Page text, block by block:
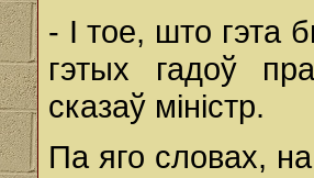
- І тое, што гэта
гэтых гадоў
сказаў міністр.
Па яго словах,